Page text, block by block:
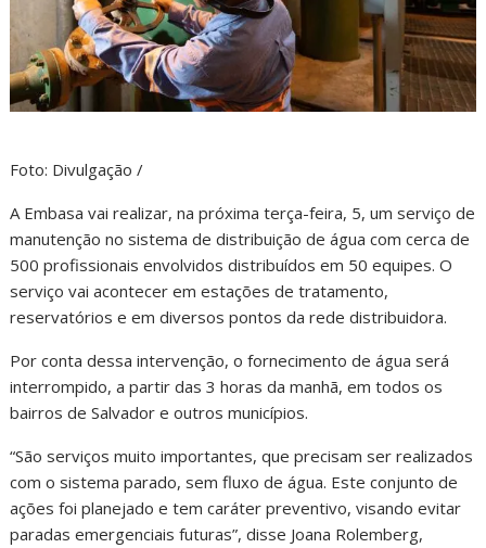
Foto: Divulgação /
A Embasa vai realizar, na próxima terça-feira, 5, um serviço de
manutenção no sistema de distribuição de água com cerca de
500 profissionais envolvidos distribuídos em 50 equipes. O
serviço vai acontecer em estações de tratamento,
reservatórios e em diversos pontos da rede distribuidora.
Por conta dessa intervenção, o fornecimento de água será
interrompido, a partir das 3 horas da manhã, em todos os
bairros de Salvador e outros municípios.
“São serviços muito importantes, que precisam ser realizados
com o sistema parado, sem fluxo de água. Este conjunto de
ações foi planejado e tem caráter preventivo, visando evitar
paradas emergenciais futuras”, disse Joana Rolemberg,